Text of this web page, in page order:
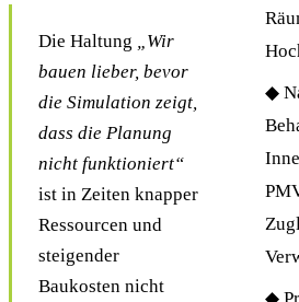
Die Haltung „Wir
bauen lieber, bevor
die Simulation zeigt,
dass die Planung
nicht funktioniert“
ist in Zeiten knapper
Ressourcen und
steigender
Baukosten nicht
◆